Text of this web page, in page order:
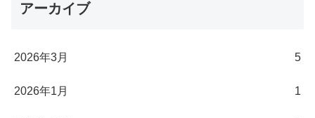
アーカイブ
2026年3月 5
2026年1月 1